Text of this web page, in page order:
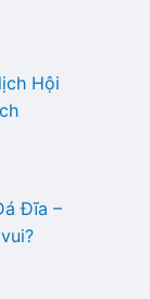
Hội
Đĩa –